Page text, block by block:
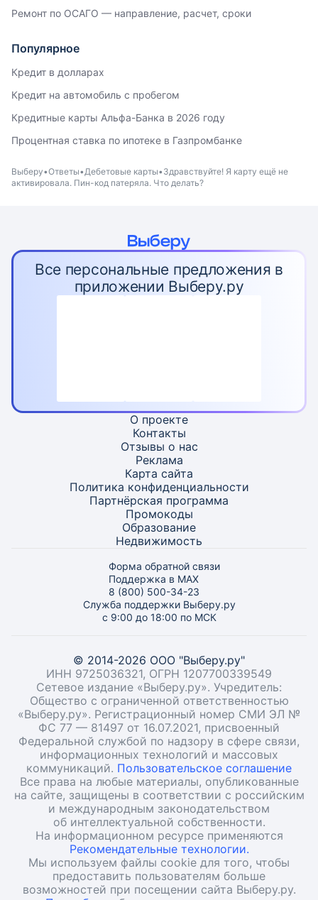
Ремонт по ОСАГО — направление, расчет, сроки
Популярное
Кредит в долларах
Кредит на автомобиль с пробегом
Кредитные карты Альфа-Банка в 2026 году
Процентная ставка по ипотеке в Газпромбанке
Выберу Ответы Дебетовые карты Здравствуйте! Я карту ещё не
активировала. Пин-код патеряла. Что делать?
Все персональные предложения в
приложении Выберу.ру
О проекте
Контакты
Отзывы о нас
Реклама
Карта сайта
Политика конфиденциальности
Партнёрская программа
Промокоды
Образование
Недвижимость
Форма обратной связи
Поддержка в MAX
8 (800) 500-34-23
Служба поддержки Выберу.ру
с 9:00 до 18:00 по МСК
© 2014-2026 ООО "Выберу.ру"
ИНН 9725036321, ОГРН 1207700339549
Сетевое издание «Выберу.ру». Учредитель:
Общество с ограниченной ответственностью
«Выберу.ру». Регистрационный номер СМИ ЭЛ №
ФС 77 — 81497 от 16.07.2021, присвоенный
Федеральной службой по надзору в сфере связи,
информационных технологий и массовых
коммуникаций. Пользовательское соглашение
Все права на любые материалы, опубликованные
на сайте, защищены в соответствии с российским
и международным законодательством
об интеллектуальной собственности.
На информационном ресурсе применяются
Рекомендательные технологии.
Мы используем файлы cookie для того, чтобы
предоставить пользователям больше
возможностей при посещении сайта Выберу.ру.